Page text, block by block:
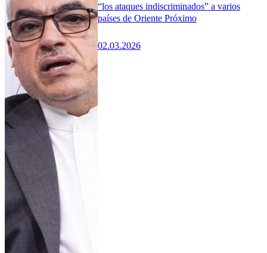
“los ataques indiscriminados” a varios
países de Oriente Próximo
02.03.2026